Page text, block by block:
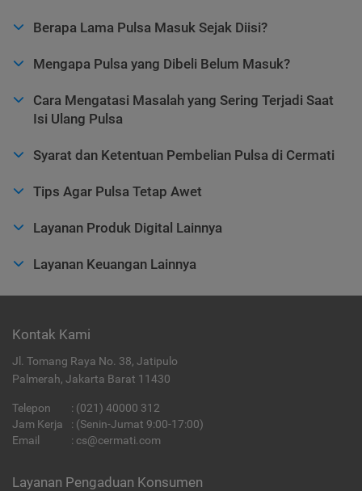
Berapa Lama Pulsa Masuk Sejak Diisi?
Mengapa Pulsa yang Dibeli Belum Masuk?
Cara Mengatasi Masalah yang Sering Terjadi Saat
Isi Ulang Pulsa
Syarat dan Ketentuan Pembelian Pulsa di Cermati
Tips Agar Pulsa Tetap Awet
Layanan Produk Digital Lainnya
Layanan Keuangan Lainnya
Kontak Kami
Jl. Tomang Raya No. 38, Jatipulo
Palmerah, Jakarta Barat 11430
Telepon : (021) 40000 312
Jam Kerja
: (Senin-Jumat 9:00-17:00)
Email
: cs@cermati.com
Layanan Pengaduan Konsumen